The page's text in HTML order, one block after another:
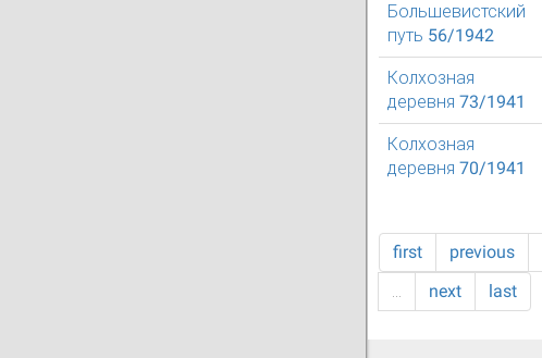
Большевистский
путь 56/1942
Колхозная
деревня 73/1941
Колхозная
деревня 70/1941
first previous
…
next last